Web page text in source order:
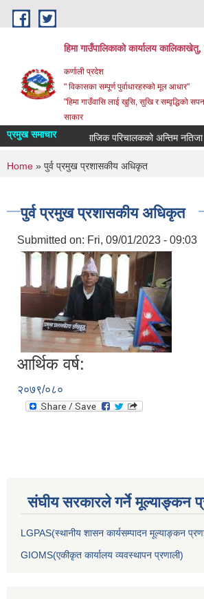
Skip to main content
हिमा गाउँपालिकाकाे कार्यालय
कर्णाली प्रदेश
" विकासका सम्पूर्ण पुर्वाधारहरुको मूल आधार"
"हिमा गाउँवासि लाई खुसि, सुखि र सम्वृद्धिको
साकार
प्रमुख समाचार
वास प्राविधिक र सामाजिक परिचालकको अन्तिम नतिजा
You are here
Home » पुर्व प्रमुख प्रशासकीय अधिकृत
पुर्व प्रमुख प्रशासकीय अधिकृत
Submitted on: Fri, 09/01/2023 - 09:03
आर्थिक वर्ष:
२०७९/०८०
संघीय सरकारले गर्ने मूल्याङ्कन
LGPAS(स्थानीय शासन कार्यसम्पादन मूल्याङ्कन
GIOMS(एकीकृत कार्यालय व्यवस्थापन प्रणाली)